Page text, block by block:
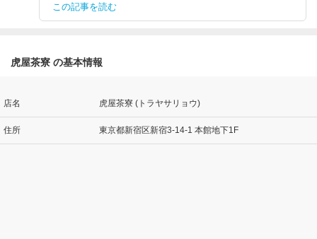
この記事を読む
虎屋茶寮 の基本情報
店名 虎屋茶寮 (トラヤサリョウ)
住所 東京都新宿区新宿3-14-1 本館地下1F